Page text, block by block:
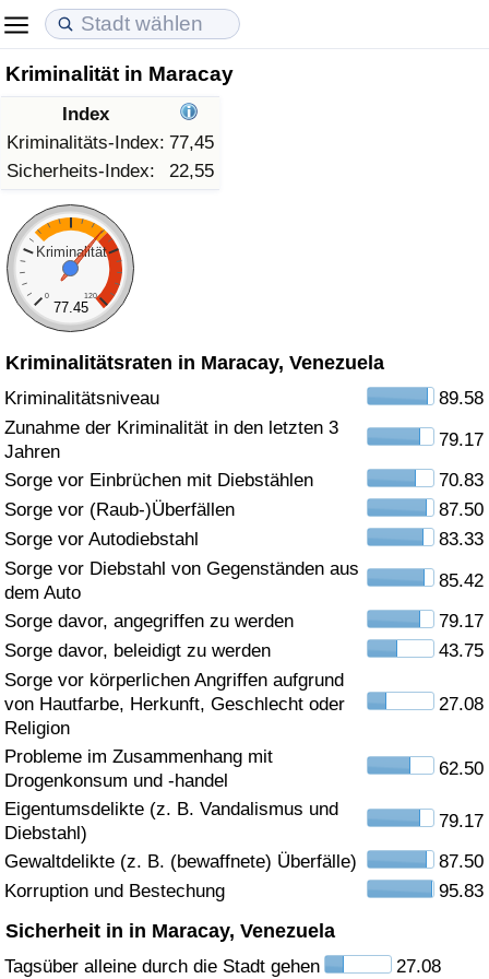
Kriminalität in Maracay
Index
Kriminalitäts-Index: 77,45
Sicherheits-Index:
22,55
Kriminalität
0 120
77.45
Kriminalitätsraten in Maracay, Venezuela
Kriminalitätsniveau
89.58
Zunahme der Kriminalität in den letzten 3
Jahren
79.17
Sorge vor Einbrüchen mit Diebstählen
70.83
Sorge vor (Raub-)Überfällen
87.50
Sorge vor Autodiebstahl
83.33
Sorge vor Diebstahl von Gegenständen aus
dem Auto
85.42
Sorge davor, angegriffen zu werden
79.17
Sorge davor, beleidigt zu werden
43.75
Sorge vor körperlichen Angriffen aufgrund
von Hautfarbe, Herkunft, Geschlecht oder
Religion
27.08
Probleme im Zusammenhang mit
Drogenkonsum und -handel
62.50
Eigentumsdelikte (z. B. Vandalismus und
Diebstahl)
79.17
Gewaltdelikte (z. B. (bewaffnete) Überfälle)
87.50
Korruption und Bestechung
95.83
Sicherheit in in Maracay, Venezuela
Tagsüber alleine durch die Stadt gehen 27.08
Lebenshaltungskosten
Lebenshaltungskosten-Index (aktuell)
Lebenshaltungskosten-Index
Lebenshaltungskosten-Index nach Land
in Akaba
Immobilienpreise
Immobilienpreis-Index (aktuell)
Immobilienpreis-Index
Immobilienpreis-Index nach Land
Lebensqualität
Lebensqualität-Index
Lebensqualität-Index (aktuell)
Lebensqualitätsindex nach Land
Kriminalität
Kriminalitäts-Index (aktuell)
Kriminalitäts-Index
Kriminalitätsindex nach Land
Gesundheitsversorgung
Gesundheitsversorgungs-Index (aktuell)
Gesundheitsversorgungs-Index
Gesundheitsversorgungs-Index nach Land
Umweltverschmutzung
Umweltverschmutzungs-Index (aktuell)
Verschmutzungsindex
Umweltverschmutzungs-Index nach Land
Verkehr